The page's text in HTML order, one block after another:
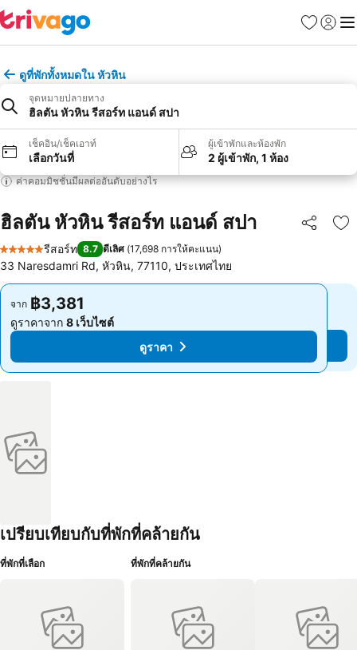
รายการโป
เข้าสู่ร
เมนู
ดูที่พักทั้งหมดใน หัวหิน
จุดหมายปลายทาง
ฮิลตัน หัวหิน รีสอร์ท แอนด์ สปา
เช็คอิน/เช็คเอาท์
เลือกวันที่
ผู้เข้าพักและห้องพัก
2 ผู้เข้าพัก, 1 ห้อง
ค่าคอมมิชชั่นมีผลต่ออันดับอย่างไร
ฮิลตัน หัวหิน รีสอร์ท แอนด์ สปา แชร์
เ
5 ดาว
รีสอร์ท 8.7 ดีเลิศ (17,698 การให้คะแนน)
33 Naresdamri Rd, หัวหิน, 77110, ประเทศไทย
จาก ฿3,381
ดูราคาจาก 8 เว็บไซต์
ดูราคา
จาก ฿3,381
ดูราคาจาก 8 เว็บไซต์
ดูราคา
เปรียบเทียบกับที่พักที่คล้ายกัน
ที่พักที่เลือก ที่พักที่คล้ายกัน